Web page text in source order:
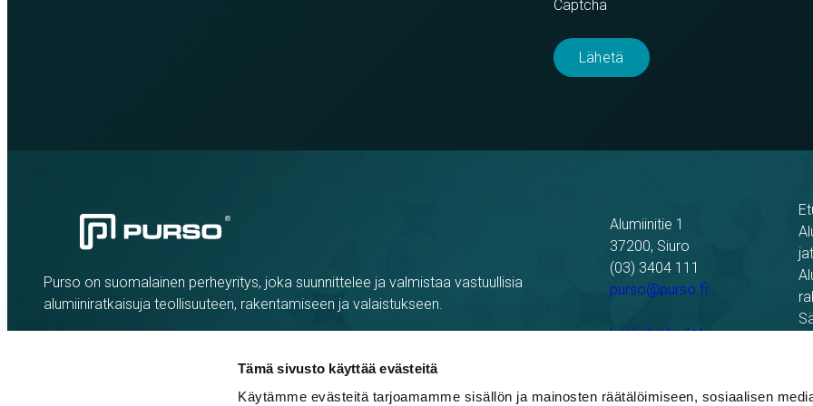
Tämä sivusto käyttää evästeitä
Käytämme evästeitä tarjoamamme sisällön ja mainosten räätälöimiseen, sosiaalisen
Captcha
Purso on suomalainen perheyritys, joka suunnittelee ja valmistaa vastuullisia
alumiiniratkaisuja teollisuuteen, rakentamiseen ja valaistukseen.
Alumiinitie 1
37200, Siuro
(03) 3404 111
purso@purso.fi
Laskutustiedot